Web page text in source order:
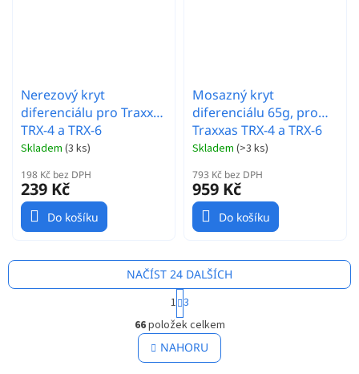
Nerezový kryt
diferenciálu pro Traxxas
TRX-4 a TRX-6
Skladem (3 ks)
198 Kč bez DPH
239 Kč
Do košíku
Mosazný kryt
diferenciálu 65g, pro
Traxxas TRX-4 a TRX-6
Skladem (>3 ks)
793 Kč bez DPH
959 Kč
Do košíku
O
v
l
á
NAČÍST 24 DALŠÍCH
S
t
r
á
n
k
1 3
66položek celkem
NAHORU